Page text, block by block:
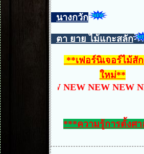
นางกวัก
ตา ยาย ไม้แกะสลัก
**เฟอร์นิเจอร์ไม้สั
ใหม่**
NEW NEW NEW NEW NEW
***ความรู้การตั้งศ